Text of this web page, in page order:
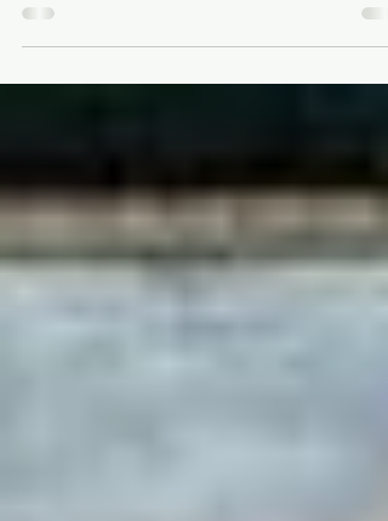
Ismen –...